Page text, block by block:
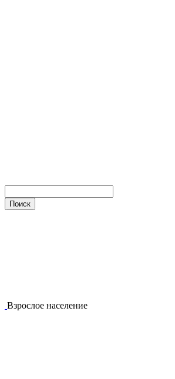
Взрослое население